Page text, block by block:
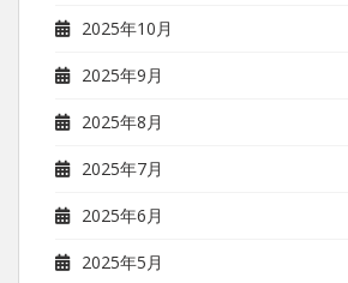
2025年10月
2025年9月
2025年8月
2025年7月
2025年6月
2025年5月